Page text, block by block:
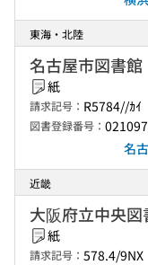
東海・北陸
名古屋市図書館
紙
請求記号： R5784//ｶｲ
図書登録番号：
名
近畿
大阪府立中央図
紙
請求記号： 578.4/9NX